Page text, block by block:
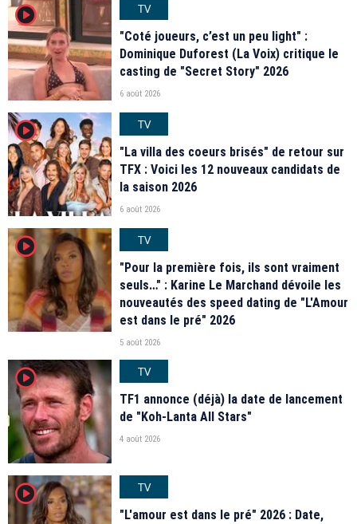
player2
TV
"Coté joueurs, c’est un peu light" :
Dominique Duforest (La Voix) critique le
casting de "Secret Story" 2026
6 août 2026
player2
TV
"La villa des coeurs brisés" de retour sur
TFX : Voici les 12 nouveaux candidats de
la saison 2026
6 août 2026
player2
TV
"Pour la première fois, ils sont vraiment
seuls…" : Karine Le Marchand dévoile les
nouveautés des speed dating de "L'Amour
est dans le pré" 2026
5 août 2026
player2
TV
TF1 annonce (déjà) la date de lancement
de "Koh-Lanta All Stars"
4 août 2026
player2
TV
"L'amour est dans le pré" 2026 : Date,